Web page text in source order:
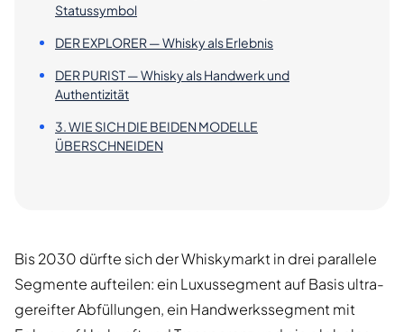
Statussymbol
DER EXPLORER — Whisky als Erlebnis
DER PURIST — Whisky als Handwerk und
Authentizität
3. WIE SICH DIE BEIDEN MODELLE
ÜBERSCHNEIDEN
Bis 2030 dürfte sich der Whiskymarkt in drei parallele
Segmente aufteilen: ein Luxussegment auf Basis ultra-
gereifter Abfüllungen, ein Handwerkssegment mit